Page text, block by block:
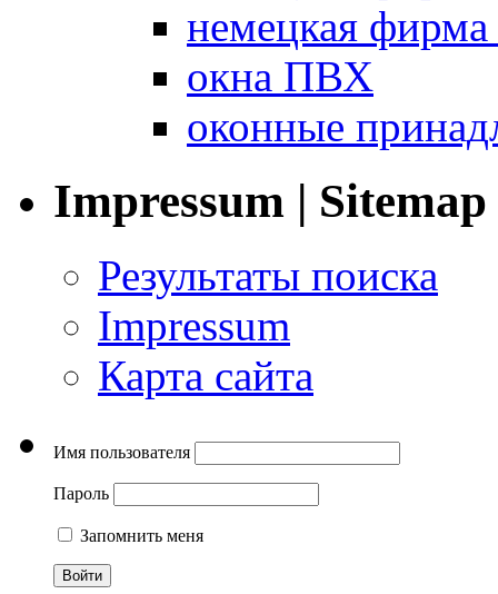
немецкая
окна ПВХ
оконные
Impressum | Sitemap
Результаты поиска
Impressum
Карта сайта
Имя пользователя
Пароль
Запомнить меня